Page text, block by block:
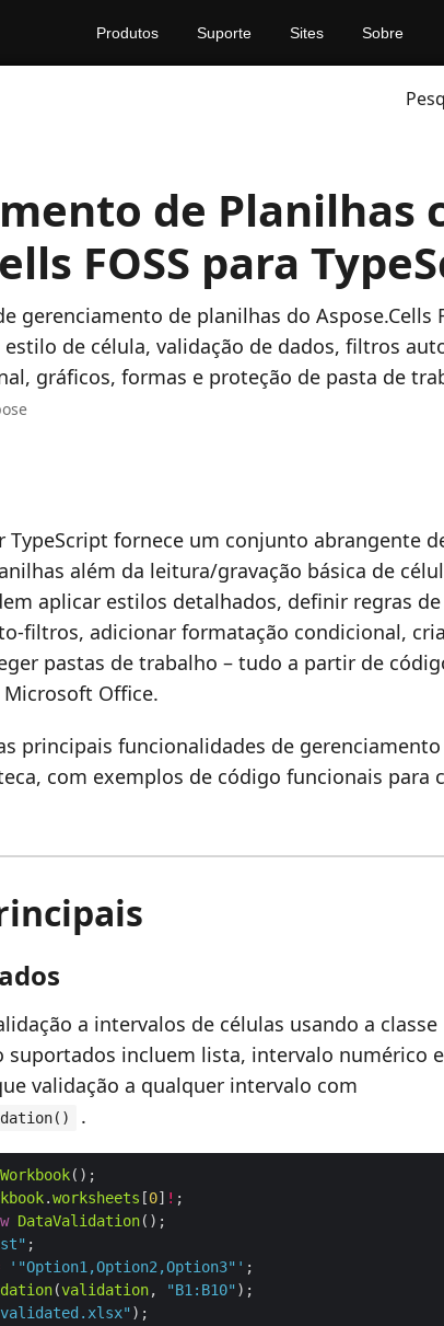
Produtos Suporte Sites Sobre
de Planilhas
FOSS para
gerenciamento de planilhas do Aspose.Cells
de célula, validação de dados, filtros
gráficos, formas e proteção de pasta de
TypeScript fornece um conjunto abrangente
além da leitura/gravação básica de
aplicar estilos detalhados, definir regras
filtros, adicionar formatação condicional,
pastas de trabalho – tudo a partir de
Office.
principais funcionalidades de
com exemplos de código funcionais para
a intervalos de células usando a classe
suportados incluem lista, intervalo numérico
validação a qualquer intervalo com
.
Workbook
.worksheets [0] !
DataValidation
'"Option1,Option2,Option3"'
(validation, "B1:B10"